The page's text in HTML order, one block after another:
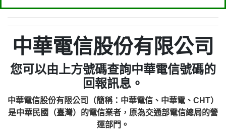
中華電信股份有限公司
您可以由上方號碼查詢中華電信號碼的
回報訊息。
中華電信股份有限公司（簡稱：中華電信、中華電、CHT）
是中華民國（臺灣）的電信業者，原為交通部電信總局的營
運部門。